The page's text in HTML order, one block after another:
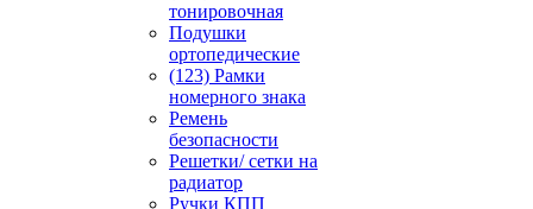
тонировочная
Подушки
ортопедические
(123) Рамки
номерного знака
Ремень
безопасности
Решетки/ сетки на
радиатор
Ручки КПП